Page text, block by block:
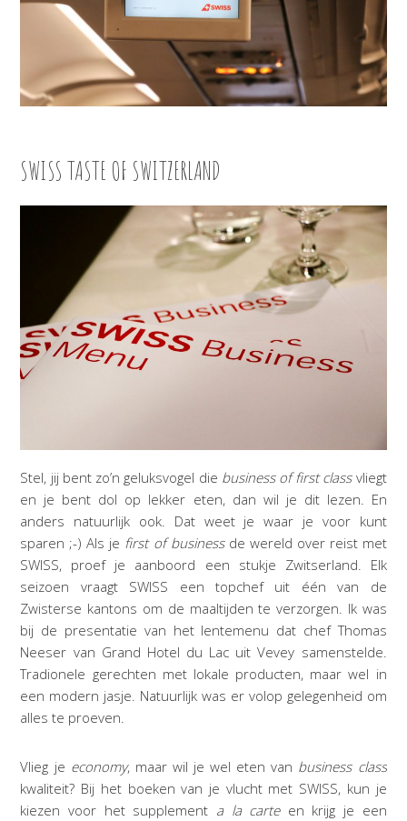
SWISS TASTE OF SWITZERLAND
Stel, jij bent zo’n geluksvogel die business of first classvliegt
en je bent dol op lekker eten, dan wil je dit lezen. En
anders natuurlijk ook. Dat weet je waar je voor kunt
sparen ;-) Als je first of businessde wereld over reist met
SWISS, proef je aanboord een stukje Zwitserland. Elk
seizoen vraagt SWISS een topchef uit één van de
Zwisterse kantons om de maaltijden te verzorgen. Ik was
bij de presentatie van het lentemenu dat chef Thomas
Neeser van Grand Hotel du Lac uit Vevey samenstelde.
Tradionele gerechten met lokale producten, maar wel in
een modern jasje. Natuurlijk was er volop gelegenheid om
alles te proeven.
Vlieg je economy, maar wil je wel eten van business class
kwaliteit? Bij het boeken van je vlucht met SWISS, kun je
kiezen voor het supplement a la carteen krijg je een